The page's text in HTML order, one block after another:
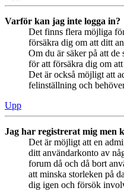
Varför kan jag inte logga in?
Det finns flera möjliga
försäkra dig om att ditt
Om du är säker på att de
för att försäkra dig om
Det är också möjligt att
felinställning och
Upp
Jag har registrerat mig men
Det är möjligt att en
ditt användarkonto av
forum då och då bort
att minska storleken på
dig igen och försök